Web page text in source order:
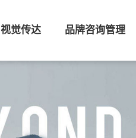
视觉传达 品牌咨询管理